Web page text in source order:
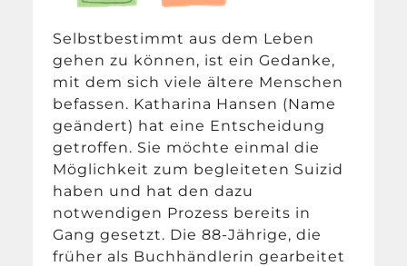
Selbstbestimmt aus dem Leben
gehen zu können, ist ein Gedanke,
mit dem sich viele ältere Menschen
befassen. Katharina Hansen (Name
geändert) hat eine Entscheidung
getroffen. Sie möchte einmal die
Möglichkeit zum begleiteten Suizid
haben und hat den dazu
notwendigen Prozess bereits in
Gang gesetzt. Die 88-Jährige, die
früher als Buchhändlerin gearbeitet